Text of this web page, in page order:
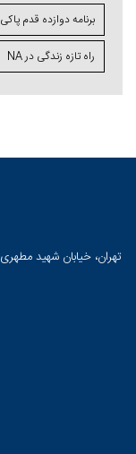
برنامه دوازده قدم پاکی
راه تازه زندگی در NA